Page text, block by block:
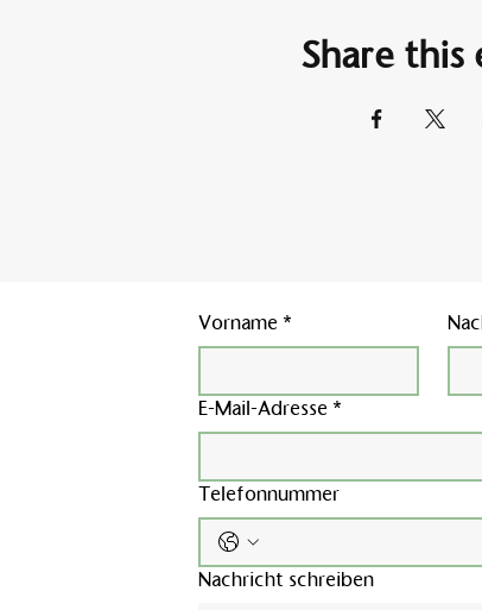
Share this
Vorname *
E-Mail-Adresse *
Telefonnummer
Nachricht schreiben